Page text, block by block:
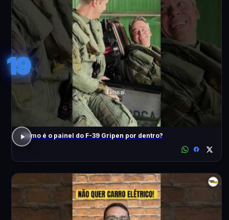
19
Como é o painel do F-39 Gripen por dentro?